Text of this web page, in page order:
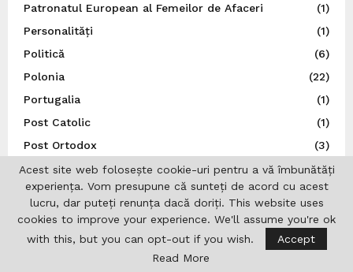
Patronatul European al Femeilor de Afaceri
(1)
Personalități
(1)
Politică
(6)
Polonia
(22)
Portugalia
(1)
Post Catolic
(1)
Post Ortodox
(3)
Preşedinţia României
(245)
Război, Ucraina
(16)
Religie
(36)
REPATRIOT
(28)
Acest site web folosește cookie-uri pentru a vă îmbunătăți
experiența. Vom presupune că sunteți de acord cu acest
lucru, dar puteți renunța dacă doriți. This website uses
cookies to improve your experience. We'll assume you're ok
with this, but you can opt-out if you wish.
Accept
Read More